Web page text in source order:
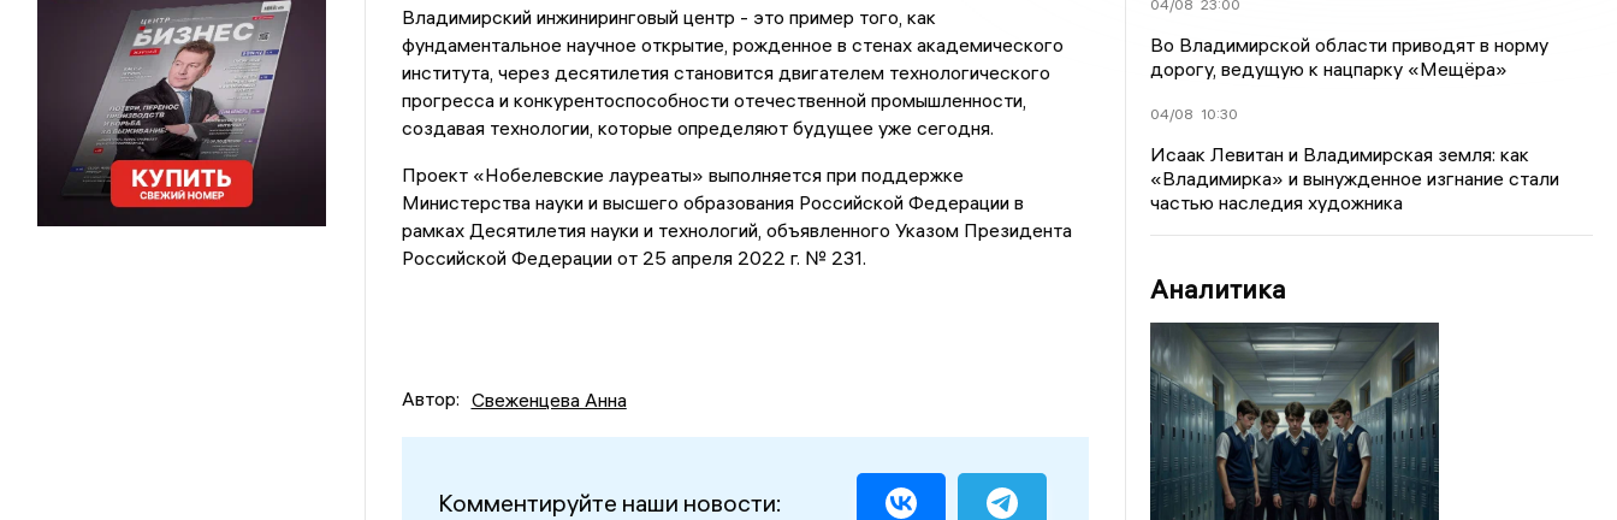
Владимирский инжиниринговый центр - это пример того, как
фундаментальное научное открытие, рожденное в стенах академического
института, через десятилетия становится двигателем технологического
прогресса и конкурентоспособности отечественной промышленности,
создавая технологии, которые определяют будущее уже сегодня.
Проект «Нобелевские лауреаты» выполняется при поддержке
Министерства науки и высшего образования Российской Федерации в
рамках Десятилетия науки и технологий, объявленного Указом Президента
Российской Федерации от 25 апреля 2022 г. № 231.
Автор: Свеженцева Анна
Комментируйте наши новости:
04/08 23:00
Во Владимирской области приводят в норму
дорогу, ведущую к нацпарку «Мещёра»
04/08 10:30
Исаак Левитан и Владимирская земля: как
«Владимирка» и вынужденное изгнание стали
частью наследия художника
Аналитика